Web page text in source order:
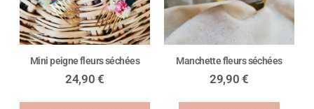
Mini peigne fleurs séchées
24,90€
Manchette fleurs séchées
29,90€